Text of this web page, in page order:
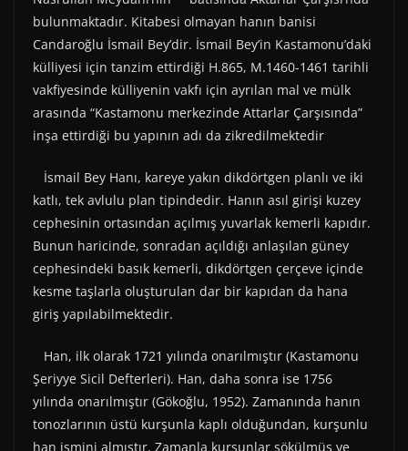
bulunmaktadır. Kitabesi olmayan hanın banisi
Candaroğlu İsmail Bey’dir. İsmail Bey’in Kastamonu’daki
külliyesi için tanzim ettirdiği H.865, M.1460-1461 tarihli
vakfiyesinde külliyenin vakfı için ayrılan mal ve mülk
arasında “Kastamonu merkezinde Attarlar Çarşısında”
inşa ettirdiği bu yapının adı da zikredilmektedir
İsmail Bey Hanı, kareye yakın dikdörtgen planlı ve iki
katlı, tek avlulu plan tipindedir. Hanın asıl girişi kuzey
cephesinin ortasından açılmış yuvarlak kemerli kapıdır.
Bunun haricinde, sonradan açıldığı anlaşılan güney
cephesindeki basık kemerli, dikdörtgen çerçeve içinde
kesme taşlarla oluşturulan dar bir kapıdan da hana
giriş yapılabilmektedir.
Han, ilk olarak 1721 yılında onarılmıştır (Kastamonu
Şeriyye Sicil Defterleri). Han, daha sonra ise 1756
yılında onarılmıştır (Gökoğlu, 1952). Zamanında hanın
tonozlarının üstü kurşunla kaplı olduğundan, kurşunlu
han ismini almıştır. Zamanla kurşunlar sökülmüş ve